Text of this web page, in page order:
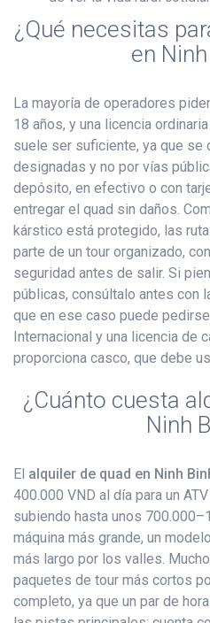
¿Qué necesitas
en
La mayoría de operadores
18 años, y una licencia
suele ser suficiente, ya que se
designadas y no por vías
depósito, en efectivo o con
entregar el quad sin daños.
kárstico está protegido, las
parte de un tour organizado,
seguridad antes de salir. Si
públicas, consúltalo antes con
que en ese caso puede
Internacional y una licencia de
proporciona casco, que debe
¿Cuánto cuesta
Ninh
El alquiler de quad en Ninh
400.000 VND al día para un
subiendo hasta unos
máquina más grande, un
más largo por los valles.
paquetes de tour más cortos
completo, ya que un par de